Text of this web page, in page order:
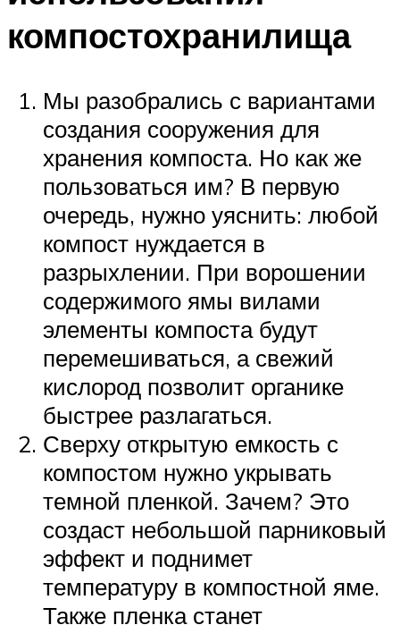
компостохранилища
Мы разобрались с вариантами
создания сооружения для
хранения компоста. Но как же
пользоваться им? В первую
очередь, нужно уяснить: любой
компост нуждается в
разрыхлении. При ворошении
содержимого ямы вилами
элементы компоста будут
перемешиваться, а свежий
кислород позволит органике
быстрее разлагаться.
Сверху открытую емкость с
компостом нужно укрывать
темной пленкой. Зачем? Это
создаст небольшой парниковый
эффект и поднимет
температуру в компостной яме.
Также пленка станет